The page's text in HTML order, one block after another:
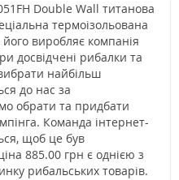
Double Wall титанова
термоізольована
виробляє компанія
досвідчені рибалки та
найбільш
до нас за
обрати та придбати
Команда інтернет-
щоб це був
885.00 грн є однією з
рибальських товарів.